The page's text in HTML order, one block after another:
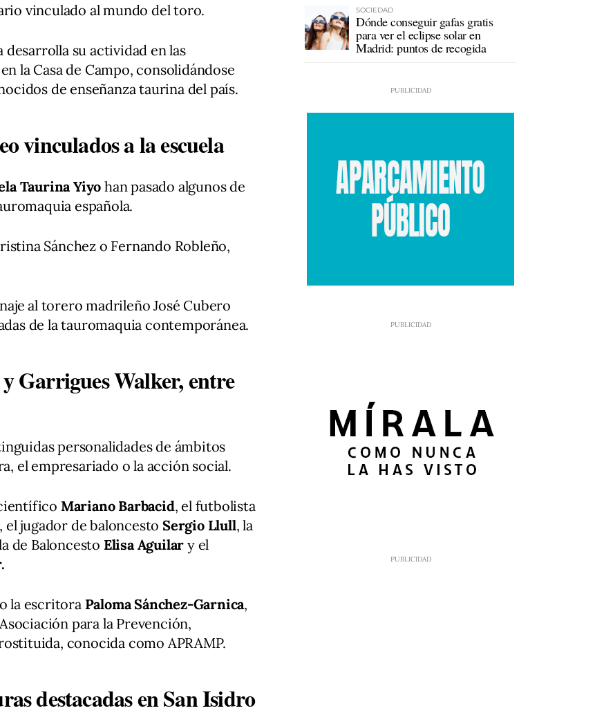
vinculado al mundo del toro.
desarrolla su actividad en las
la Casa de Campo, consolidándose
de enseñanza taurina del país.
vinculados a la escuela
Taurina Yiyo han pasado algunos de
española.
Sánchez o Fernando Robleño,
al torero madrileño José Cubero
de la tauromaquia contemporánea.
Garrigues Walker, entre
personalidades de ámbitos
el empresariado o la acción social.
Mariano Barbacid, el futbolista
, el jugador de baloncestoSergio Llull, la
de Baloncesto Elisa Aguilar y el
la escritora Paloma Sánchez-Garnica,
para la Prevención,
conocida como APRAMP.
destacadas en San Isidro
SOCIEDAD
Dónde conseguir gafas gratis
para ver el eclipse solar en
Madrid: puntos de recogida